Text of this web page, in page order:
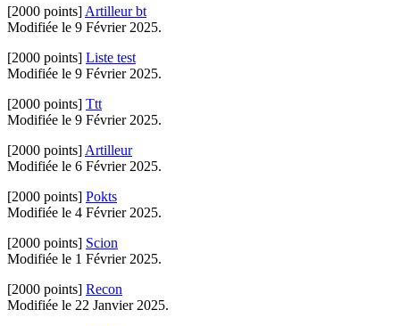
[2000 points] Artilleur bt
Modifiée le 9 Février 2025.
[2000 points] Liste test
Modifiée le 9 Février 2025.
[2000 points] Ttt
Modifiée le 9 Février 2025.
[2000 points] Artilleur
Modifiée le 6 Février 2025.
[2000 points] Pokts
Modifiée le 4 Février 2025.
[2000 points] Scion
Modifiée le 1 Février 2025.
[2000 points] Recon
Modifiée le 22 Janvier 2025.